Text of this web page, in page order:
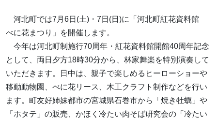
河北町では7月6日(土)・7日(日)に「河北町紅花資料館
べに花まつり」を開催します。
今年は河北町制施行70周年・紅花資料館開館40周年記念
として、両日夕方18時30分から、林家舞楽を特別演奏して
いただきます。日中は、親子で楽しめるヒーローショーや
移動動物園、べに花リース、木工クラフト制作などを行い
ます。町友好姉妹都市の宮城県石巻市から「焼き牡蠣」や
「ホタテ」の販売、かほく冷たい肉そば研究会の「冷たい